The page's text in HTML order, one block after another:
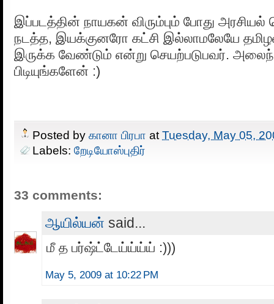
இப்படத்தின் நாயகன் விரும்பும் போது அரசியல்
நடத்த, இயக்குனரோ கட்சி இல்லாமலேயே
இருக்க வேண்டும் என்று செயற்படுபவர்.
பிடியுங்களேன் :)
Posted by கானா பிரபா at Tuesday, May 05,
Labels: றேடியோஸ்புதிர்
33 comments:
ஆயில்யன் said...
மீ த பர்ஷ்ட்டேய்ய்ய்ய் :)))
May 5, 2009 at 10:22 PM